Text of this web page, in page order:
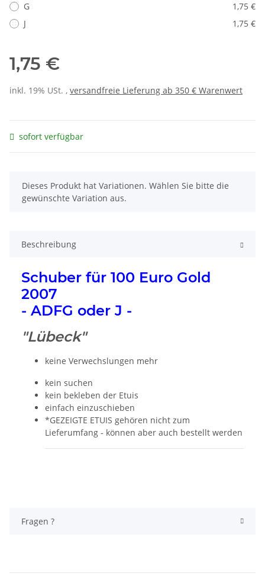
G
1,75 €
J
1,75 €
1,75 €
inkl. 19% USt. , versandfreie Lieferung ab 350 € Warenwert
sofort verfügbar
x
Dieses Produkt hat Variationen. Wählen Sie bitte die
gewünschte Variation aus.
Beschreibung
Schuber für 100 Euro Gold
2007
- ADFG oder J -
"Lübeck"
keine Verwechslungen mehr
kein suchen
kein bekleben der Etuis
einfach einzuschieben
*GEZEIGTE ETUIS gehören nicht zum
Lieferumfang - können aber auch bestellt werden
Fragen ?